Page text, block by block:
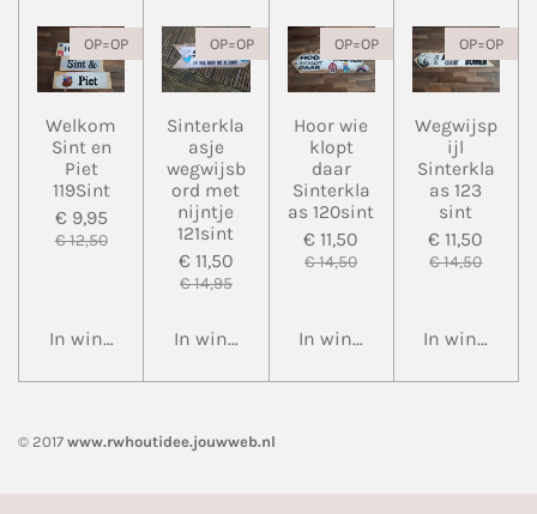
OP=OP
Welkom
Sint en
Piet
119Sint
€ 9,95
€ 12,50
In winkelwagen
OP=OP
Sinterkla
asje
wegwijsb
ord met
nijntje
121sint
€ 11,50
€ 14,95
In winkelwagen
OP=OP
Hoor wie
klopt
daar
Sinterkla
as 120sint
€ 11,50
€ 14,50
In winkelwagen
OP=OP
Wegwijsp
ijl
Sinterkla
as 123
sint
€ 11,50
€ 14,50
In
© 2017 www.rwhoutidee.jouwweb.nl